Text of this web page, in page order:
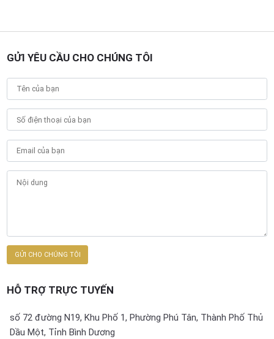
GỬI YÊU CẦU CHO CHÚNG TÔI
HỖ TRỢ TRỰC TUYẾN
số 72 đường N19, Khu Phố 1, Phường Phú Tân, Thành Phố Thủ
Dầu Một, Tỉnh Bình Dương